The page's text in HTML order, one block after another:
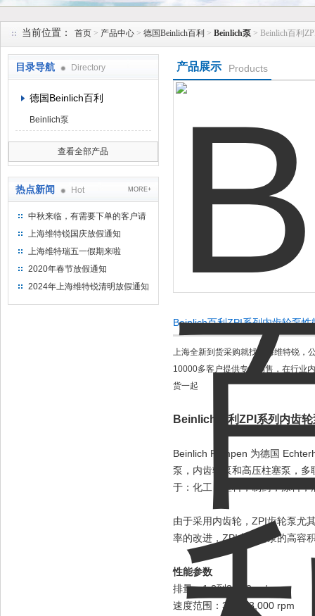
上海维特锐实业发展有限公司
当前位置： 首页 > 产品中心 > 德国Beinlich百利 > Beinlich泵 > Beinlich百利
目录导航 Directory
德国Beinlich百利
Beinlich泵
查看全部产品
热点新闻 Hot MORE+
中秋来临，有需要下单的客户请
提前下单
上海维特锐国庆放假通知
上海维特瑞五一假期来啦
2020年春节放假通知
2024年上海维特锐清明放假通知
产品展示 Products
Beinlich百利ZPI系列内齿轮泵
上海全新到货采购就找上海维特锐，
10000多客户提供专业销售，在行业
货一起
Beinlich百利ZPI系列内齿
Beinlich Pumpen 为德国
泵，内齿轮泵和高压柱塞泵，
于：化工，塑料，制药，涂料
由于采用内齿轮，ZPI齿轮泵尤
率的改进，ZPI内齿轮泵的高容
性能参数
排量：1.0到207.0 cc/rev
速度范围：300到3,000 rpm